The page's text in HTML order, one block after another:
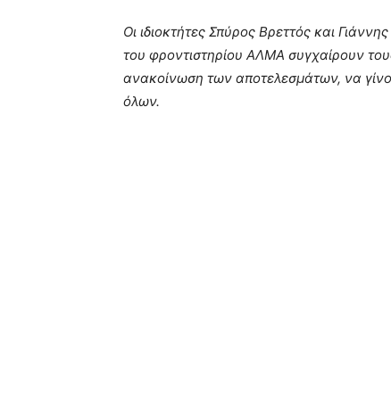
Οι ιδιοκτήτες Σπύρος Βρεττός και
του φροντιστηρίου ΑΛΜΑ συγχαίρουν
ανακοίνωση των αποτελεσμάτων, να
όλων.